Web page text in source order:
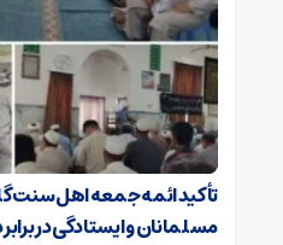
تأکید ائمه جمعه اهل سنت
مسلمانان و ایستادگی در